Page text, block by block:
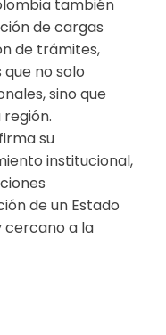
también
de cargas
de trámites,
no solo
sino que
su
institucional,
de un Estado
cercano a la